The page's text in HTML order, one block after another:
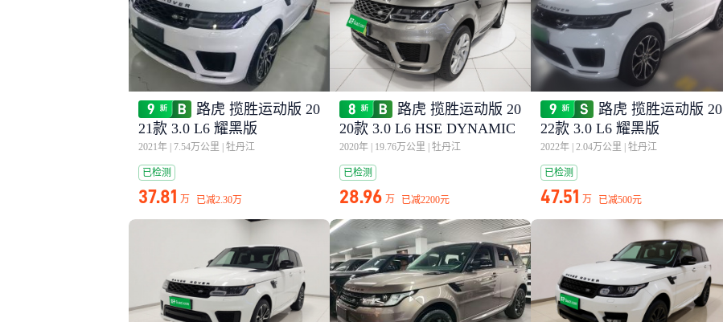
路虎 揽胜运动版 20
21款 3.0 L6 耀黑版
2021年 7.54万公里 牡丹江
已检测
37.81 万 已减2.30万
路虎 揽胜运动版 20
20款 3.0 L6 HSE DYNAMIC
2020年 19.76万公里 牡丹江
已检测
28.96 万 已减2200元
路虎 揽胜运动版 20
22款 3.0 L6 耀黑版
2022年 2.04万公里 牡丹江
已检测
47.51 万 已减500元